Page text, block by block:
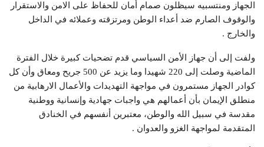
الجهاز ومنتسبيه سيظلون صمام أمان للحفاظ على الامن والاستقرار
والوقوف الصارم ضد أعداء الوطن ومرتزقته وعملائه في الداخل
والخارج .
ولفت إلى أن جهاز الأمن السياسي قدم تضحيات كبيرة خلال الفترة
الماضية وصلت إلى 220 شهيدا وما يزيد عن 500 جريح ومعاق وأن كل
كوادر الجهاز مستمرون في مواجهة التهديدات والأعمال الارهابية من
منطلق الإيمان بأن أعمالهم هي واجبات جهادية وإنسانية ووطنية
مقدسة في سبيل الله والوطن، معتبرين أنفسهم في الخنادق
المتقدمة لمواجهة الغزو والعدوان .